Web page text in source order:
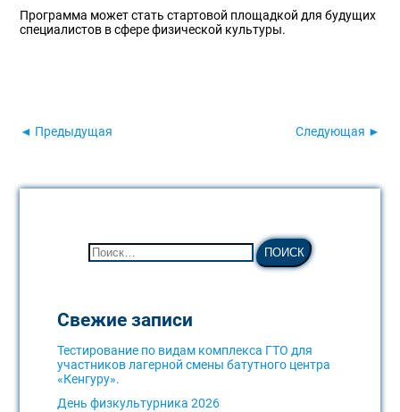
Программа может стать стартовой площадкой для будущих
специалистов в сфере физической культуры.
◄ Предыдущая Следующая ►
Свежие записи
Тестирование по видам комплекса ГТО для
участников лагерной смены батутного центра
«Кенгуру».
День физкультурника 2026